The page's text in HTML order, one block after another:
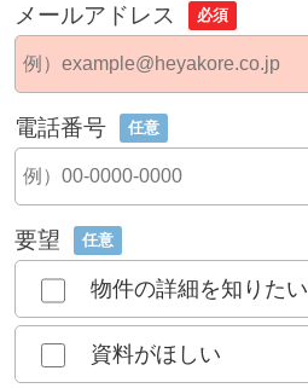
メールアドレス 必須
電話番号 任意
要望 任意
物件の詳細を知りたい
資料がほしい